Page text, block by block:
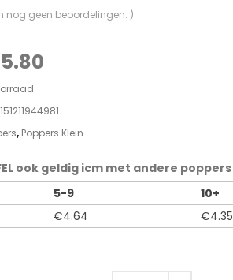
nog geen beoordelingen. )
5.80
, Poppers Klein
ook geldig icm met andere poppers
5-9
10+
€4.64 €4.35